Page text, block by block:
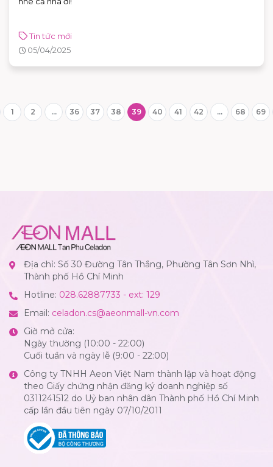
Tin tức mới
05/04/2025
1 2 ... 36 37 38 39 40 41 42 ... 68 69
Địa chỉ: Số 30 Đường Tân Thắng, Phường Tân Sơn Nhì,
Thành phố Hồ Chí Minh
Hotline: 028.62887733 - ext: 129
Email: celadon.cs@aeonmall-vn.com
Giờ mở cửa:
Ngày thường (10:00 - 22:00)
Cuối tuần và ngày lễ (9:00 - 22:00)
Công ty TNHH Aeon Việt Nam thành lập và hoạt động
theo Giấy chứng nhận đăng ký doanh nghiệp số
0311241512 do Uỷ ban nhân dân Thành phố Hồ Chí Minh
cấp lần đầu tiên ngày 07/10/2011